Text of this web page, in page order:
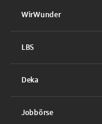
WirWunder
LBS
Deka
Jobbörse